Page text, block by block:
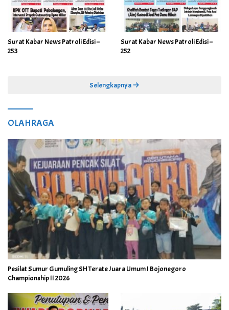
Surat Kabar News Patroli Edisi –
253
Surat Kabar News Patroli Edisi –
252
Selengkapnya
OLAHRAGA
Pesilat Sumur Gumuling SH Terate Juara Umum I Bojonegoro
Championship II 2026